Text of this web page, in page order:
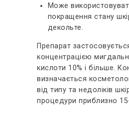
Може
покращення стану
декольте.
Препарат
концентрацією
кислоти 10% і більше.
визначається
від типу та недоліків
процедури приблизно